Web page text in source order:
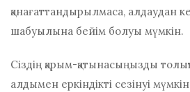
қанағаттандырылмаса, алдаудан
шабуылына бейім болуы мүмкін.
Сіздің қарым-қатынасыңызды
алдымен еркіндікті сезінуі